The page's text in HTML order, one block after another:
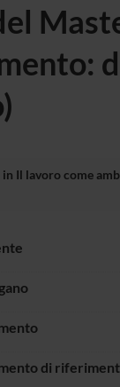
Il lavoro come
di